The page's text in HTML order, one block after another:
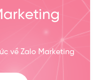
về Zalo Marketing